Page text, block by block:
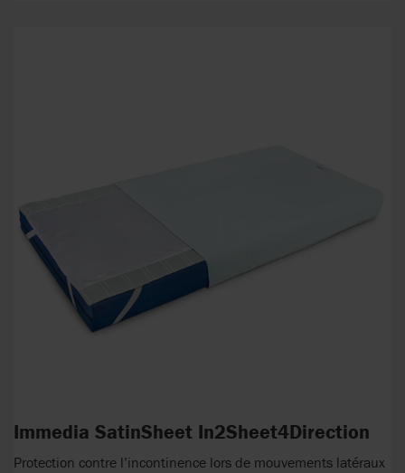
Immedia SatinSheet In2Sheet4Direction
Protection contre l’incontinence lors de mouvements latéraux